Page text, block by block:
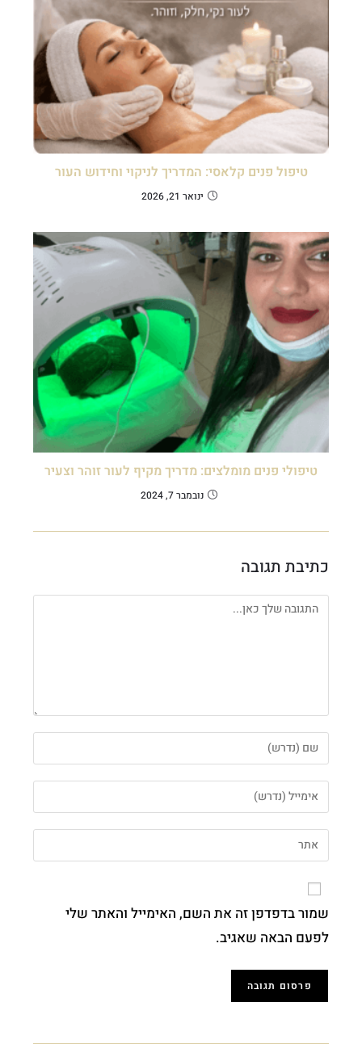
טיפול פנים קלאסי: המדריך לניקוי וחידוש העור
ינואר 21, 2026
טיפולי פנים מומלצים: מדריך מקיף לעור זוהר וצעיר
נובמבר 7, 2024
כתיבת תגובה
שמור בדפדפן זה את השם, האימייל והאתר שלי
לפעם הבאה שאגיב.